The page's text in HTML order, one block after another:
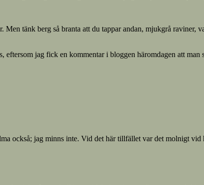
tänk berg så branta att du tappar andan, mjukgrå raviner,
jag fick en kommentar i bloggen häromdagen att man
också; jag minns inte. Vid det här tillfället var det molnigt